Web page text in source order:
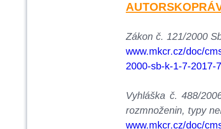
Zákon č. 121/2000
www.mkcr.cz/doc/
2000-sb-k-1-7-2017-
Vyhláška č. 488/
rozmnoženin, typy
www.mkcr.cz/doc/